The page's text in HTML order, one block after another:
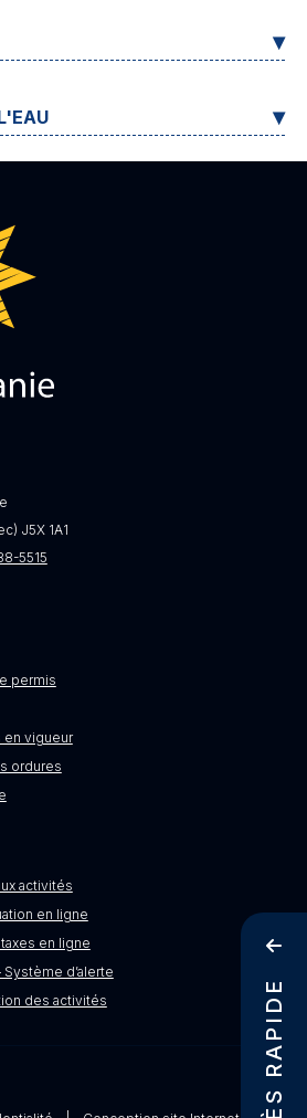
ACCÈS RAPIDE
J5X 1A1
5515
permis
en vigueur
ordures
activités
en ligne
en ligne
d’alerte
des activités